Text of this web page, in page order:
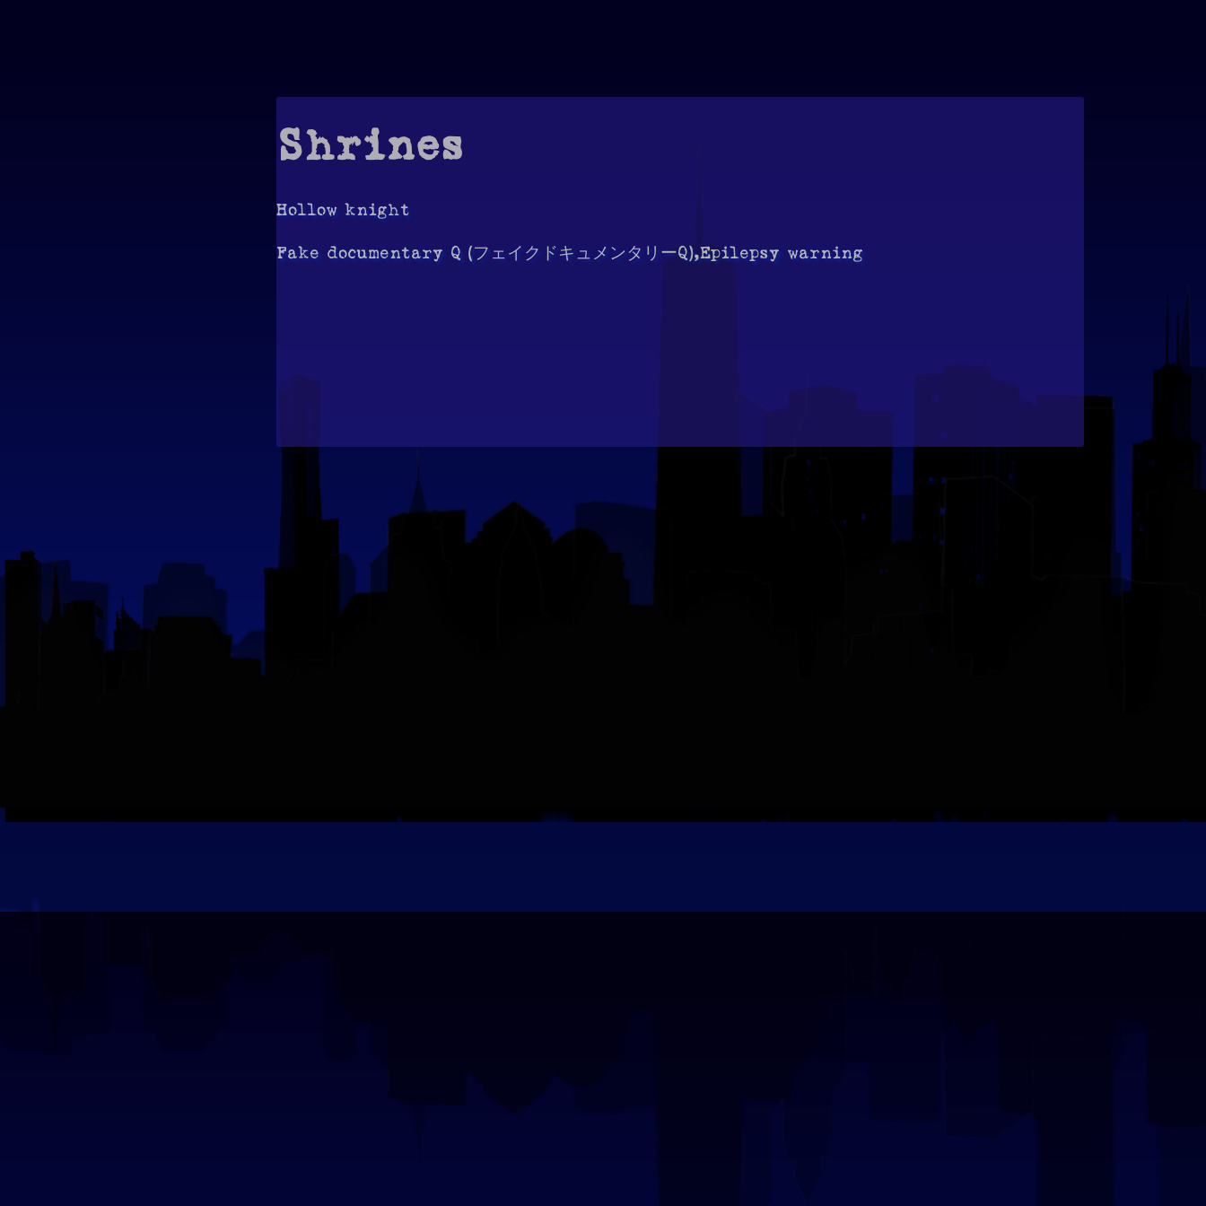
Shrines
Hollow knight
Fake documentary Q (フェイクドキュメンタリーQ),Epilepsy warning